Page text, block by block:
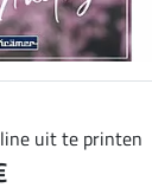
uit te printen